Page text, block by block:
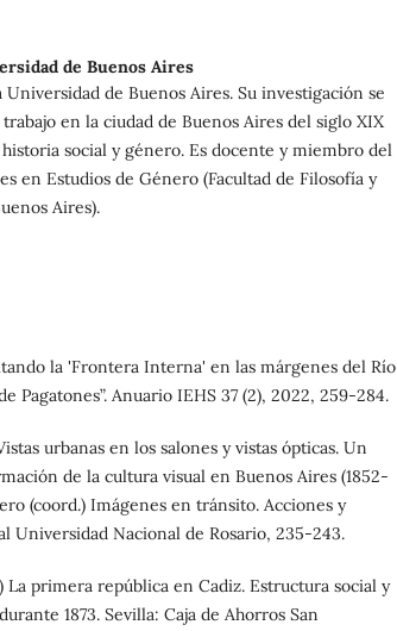
de Buenos Aires
de Buenos Aires. Su investigación se
en la ciudad de Buenos Aires del siglo XIX
social y género. Es docente y miembro del
en Estudios de Género (Facultad de Filosofía y
Aires).
la 'Frontera Interna' en las márgenes del Río
Pagatones”. Anuario IEHS 37 (2), 2022, 259-284.
urbanas en los salones y vistas ópticas. Un
de la cultura visual en Buenos Aires (1852-
(coord.) Imágenes en tránsito. Acciones y
Universidad Nacional de Rosario, 235-243.
La primera república en Cadiz. Estructura social y
1873. Sevilla: Caja de Ahorros San